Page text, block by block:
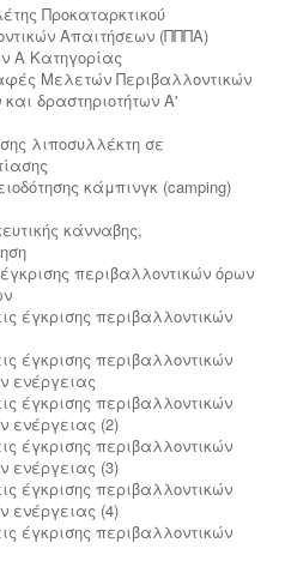
Προκαταρκτικού
Απαιτήσεων (ΠΠΠΑ)
Α Κατηγορίας
Μελετών Περιβαλλοντικών
δραστηριοτήτων Α'
λιποσυλλέκτη σε
κάμπινγκ (camping)
κάνναβης,
περιβαλλοντικών όρων
έγκρισης περιβαλλοντικών
έγκρισης περιβαλλοντικών
ενέργειας
έγκρισης περιβαλλοντικών
ενέργειας (2)
έγκρισης περιβαλλοντικών
ενέργειας (3)
έγκρισης περιβαλλοντικών
ενέργειας (4)
έγκρισης περιβαλλοντικών